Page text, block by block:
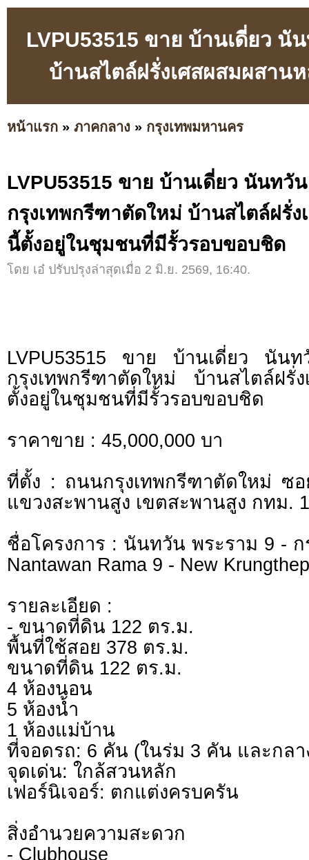
LVPU53515 ขาย บ้านเดี่ยว นั
บ้านสไตล์ฝรั่งเศสผสมผสา
หน้าแรก » ภาคกลาง » กรุงเทพมหานคร
LVPU53515 ขาย บ้านเดี่ยว นันทวั
กรุงเทพกรีฑาตัดใหม่ บ้านสไตล์ฝรั่ง
นี้ตั้งอยู่ในชุมชนที่มีรั้วรอบขอบชิด
โดย เอ๋ ปรับปรุงล่าสุดเมื่อ 2 มิ.ย. 2569, 16:40.
LVPU53515 ขาย บ้านเดี่ยว นั
กรุงเทพกรีฑาตัดใหม่ บ้านสไตล์ฝรั่ง
ตั้งอยู่ในชุมชนที่มีรั้วรอบขอบชิด
ราคาขาย : 45,000,000 บา
ที่ตั้ง : ถนนกรุงเทพกรีฑาตัดใหม่ ซ
แขวงสะพานสูง เขตสะพานสูง กทม.
ชื่อโครงการ : นันทวัน พระราม 9 -
Nantawan Rama 9 - New
รายละเอียด :
- ขนาดที่ดิน 122 ตร.ม.
พื้นที่ใช้สอย 378 ตร.ม.
ขนาดที่ดิน 122 ตร.ม.
4 ห้องนอน
5 ห้องน้ำ
1 ห้องแม่บ้าน
ที่จอดรถ: 6 คัน (ในร่ม 3 คัน และกลา
จุดเด่น: ใกล้สวนหลัก
เฟอร์นิเจอร์: ตกแต่งครบครัน
สิ่งอำนวยความสะดวก
- Clubhouse